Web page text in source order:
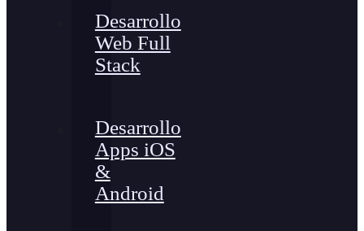
Desarrollo
Web Full
Stack
Desarrollo
Apps iOS
&
Android